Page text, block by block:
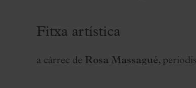
Activitats complementàries
Temporada 2026-2027
Fitxa artística
a càrrec de Rosa Massagué,